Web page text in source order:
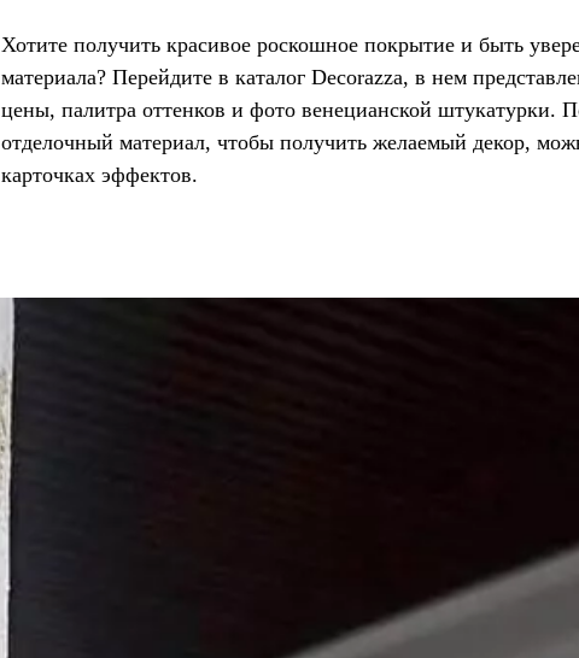
Хотите получить красивое роскошное покрытие и быть
материала? Перейдите в каталог Decorazza, в нем
цены, палитра оттенков и фото венецианской штукатурки.
отделочный материал, чтобы получить желаемый декор,
карточках эффектов.